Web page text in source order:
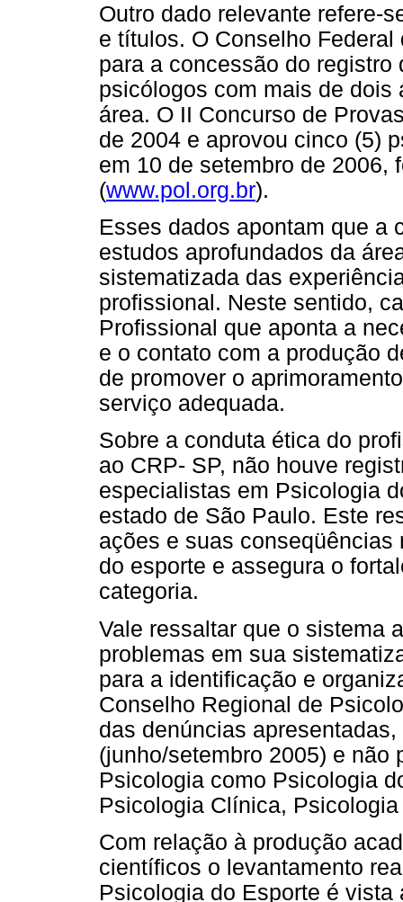
Outro dado relevante refere-
e títulos. O Conselho
para a concessão do
psicólogos com mais de dois
área. O II Concurso de
de 2004 e aprovou cinco (5)
em 10 de setembro de 2006,
(www.pol.org.br).
Esses dados apontam que a
estudos aprofundados da
sistematizada das
profissional. Neste sentido,
Profissional que aponta a
e o contato com a produção
de promover o
serviço adequada.
Sobre a conduta ética do
ao CRP- SP, não houve
especialistas em Psicologia
estado de São Paulo. Este
ações e suas
do esporte e assegura o
categoria.
Vale ressaltar que o sistema
problemas em sua
para a identificação e
Conselho Regional de
das denúncias
(junho/setembro 2005) e não
Psicologia como Psicologia
Psicologia Clínica,
Com relação à produção
científicos o levantamento
Psicologia do Esporte é